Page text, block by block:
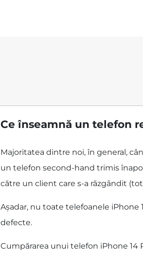
Ce înseamnă un telefon
Majoritatea dintre noi, în general,
un telefon second-hand trimis
către un client care s-a răzgândit
Așadar, nu toate telefoanele iPhone
defecte.
Cumpărarea unui telefon iPhone 14